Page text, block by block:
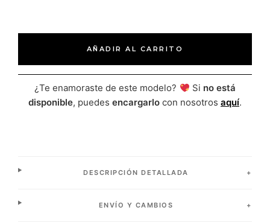
AÑADIR AL CARRITO
¿Te enamoraste de este modelo? Si no está
disponible, puedes encargarlo con nosotros aquí.
DESCRIPCIÓN DETALLADA
ENVÍO Y CAMBIOS